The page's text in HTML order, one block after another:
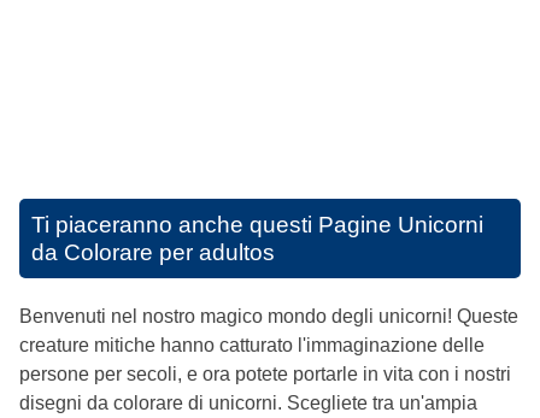
Ti piaceranno anche questi Pagine Unicorni
da Colorare per adultos
Benvenuti nel nostro magico mondo degli unicorni! Queste
creature mitiche hanno catturato l'immaginazione delle
persone per secoli, e ora potete portarle in vita con i nostri
disegni da colorare di unicorni. Scegliete tra un'ampia